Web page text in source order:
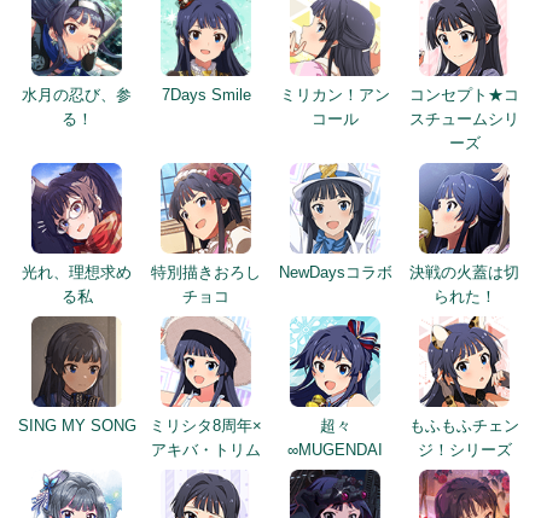
水月の忍び、参
る！
7Days Smile
ミリカン！アン
コール
コンセプト★コ
スチュームシリ
ーズ
光れ、理想求め
る私
特別描きおろし
チョコ
NewDaysコラボ
決戦の火蓋は切
られた！
SING MY SONG
ミリシタ8周年×
アキバ・トリム
超々
∞MUGENDAI
もふもふチェン
ジ！シリーズ